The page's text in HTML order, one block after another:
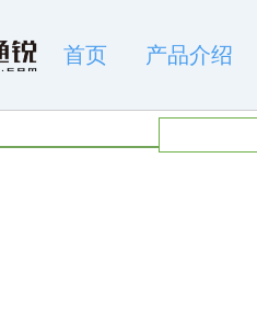
首页 产品介绍